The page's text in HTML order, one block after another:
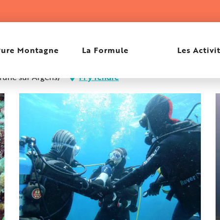
Montagne La Formule Les
sur Argens) M'y rendre